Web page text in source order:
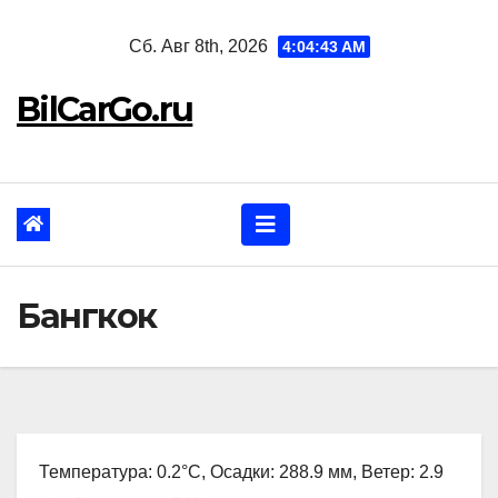
Сб. Авг 8th, 2026 4:04:44 AM
BilCarGo.ru
Бангкок
Температура: 0.2°C, Осадки: 288.9 мм, Ветер: 2.9